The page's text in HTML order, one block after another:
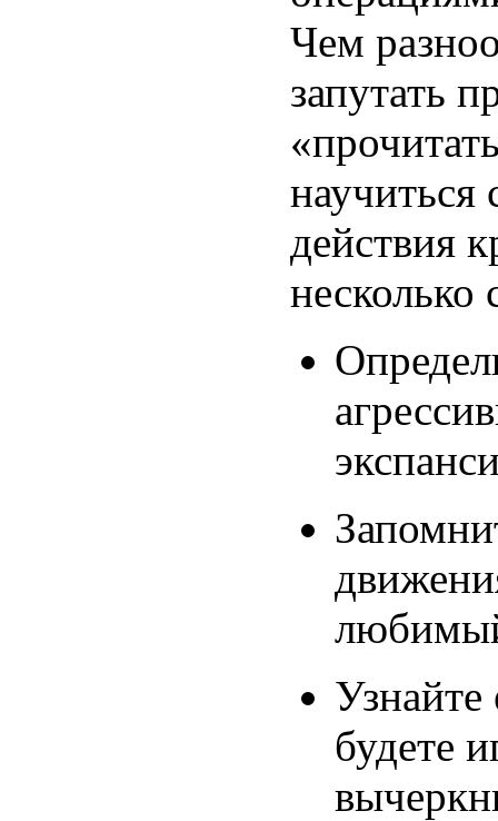
Чем
запутать
научиться
действия
несколько
будете